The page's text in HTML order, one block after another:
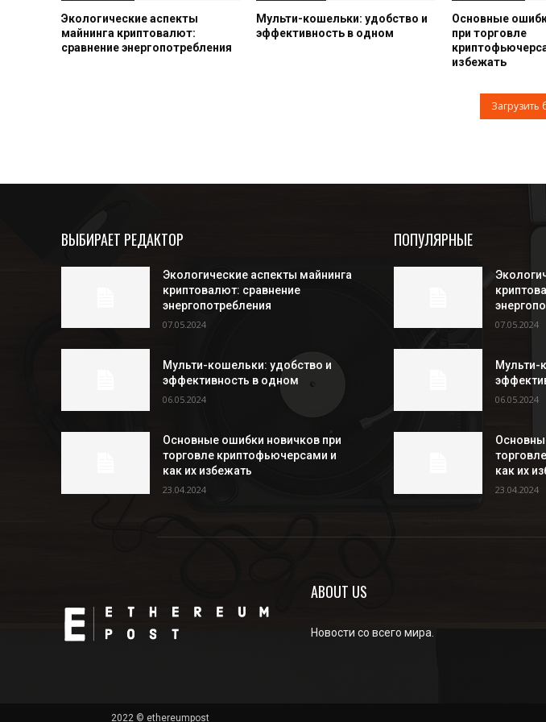
Экологические аспекты
майнинга криптовалют:
сравнение энергопотребления
Мульти-кошельки: удобство и
эффективность в одном
Основные
при торговле
избежать
Загрузить
ВЫБИРАЕТ РЕДАКТОР
Экологические аспекты майнинга
криптовалют: сравнение
энергопотребления
07.05.2024
Мульти-кошельки: удобство и
эффективность в одном
06.05.2024
Основные ошибки новичков при
торговле криптофьючерсами и
как их избежать
23.04.2024
ПОПУЛЯРНЫЕ
07.05.2024
Мульти-
06.05.2024
как их
23.04.2024
ABOUT US
Новости со всего мира.
2022 © ethereumpost